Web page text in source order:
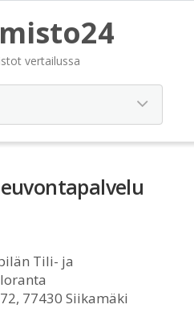
vertailussa
Tili- ja
77430 Siikamäki